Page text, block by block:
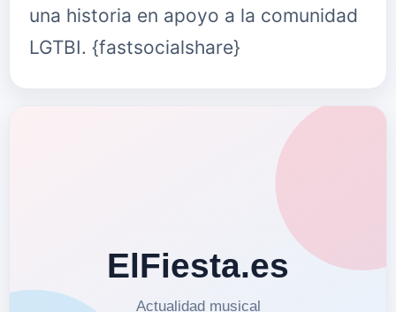
una historia en apoyo a la comunidad
LGTBI. {fastsocialshare}